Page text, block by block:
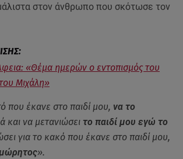
στον άνθρωπο που σκότωσε τον
«Θέμα ημερών ο εντοπισμός του
Μιχάλη»
που έκανε στο παιδί μου, να το
και να μετανιώσει το παιδί μου εγώ το
για το κακό που έκανε στο παιδί μου,
».